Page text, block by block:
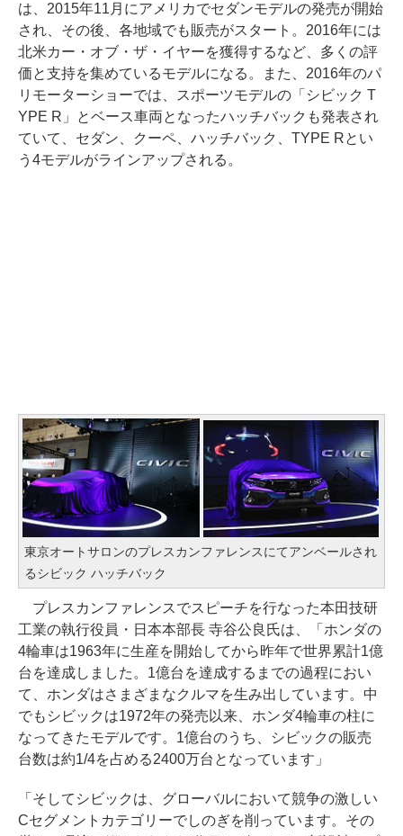
は、2015年11月にアメリカでセダンモデルの発売が開始
され、その後、各地域でも販売がスタート。2016年には
北米カー・オブ・ザ・イヤーを獲得するなど、多くの評
価と支持を集めているモデルになる。また、2016年のパ
リモーターショーでは、スポーツモデルの「シビック T
YPE R」とベース車両となったハッチバックも発表され
ていて、セダン、クーペ、ハッチバック、TYPE Rとい
う4モデルがラインアップされる。
東京オートサロンのプレスカンファレンスにてアンベールされ
るシビック ハッチバック
プレスカンファレンスでスピーチを行なった本田技研
工業の執行役員・日本本部長 寺谷公良氏は、「ホンダの
4輪車は1963年に生産を開始してから昨年で世界累計1億
台を達成しました。1億台を達成するまでの過程におい
て、ホンダはさまざまなクルマを生み出しています。中
でもシビックは1972年の発売以来、ホンダ4輪車の柱に
なってきたモデルです。1億台のうち、シビックの販売
台数は約1/4を占める2400万台となっています」
「そしてシビックは、グローバルにおいて競争の激しい
Cセグメントカテゴリーでしのぎを削っています。その